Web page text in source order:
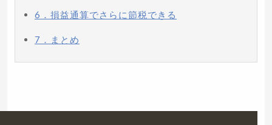
6．損益通算でさらに節税できる
7．まとめ